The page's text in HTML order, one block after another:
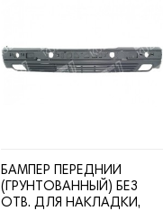
БАМПЕР ПЕРЕДНИЙ
(ГРУНТОВАННЫЙ) БЕЗ
ОТВ. ДЛЯ НАКЛАДКИ,